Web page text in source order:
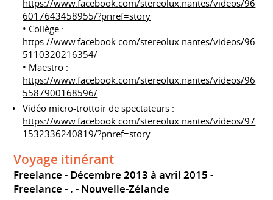
https://www.facebook.com/stereolux.nantes/videos/96
6017643458955/?pnref=story
• Collège :
https://www.facebook.com/stereolux.nantes/videos/96
5110320216354/
• Maestro :
https://www.facebook.com/stereolux.nantes/videos/96
5587900168596/
Vidéo micro-trottoir de spectateurs :
https://www.facebook.com/stereolux.nantes/videos/97
1532336240819/?pnref=story
Voyage itinérant
Freelance
Décembre 2013 à avril 2015
Freelance
. Nouvelle-Zélande